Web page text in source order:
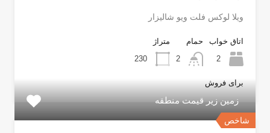
ویلا لوکس فلت ویو شالیزار
اتاق خواب
2
حمام
2
متراژ
230
برای فروش
شاخص
زمین زیر قیمت منطقه